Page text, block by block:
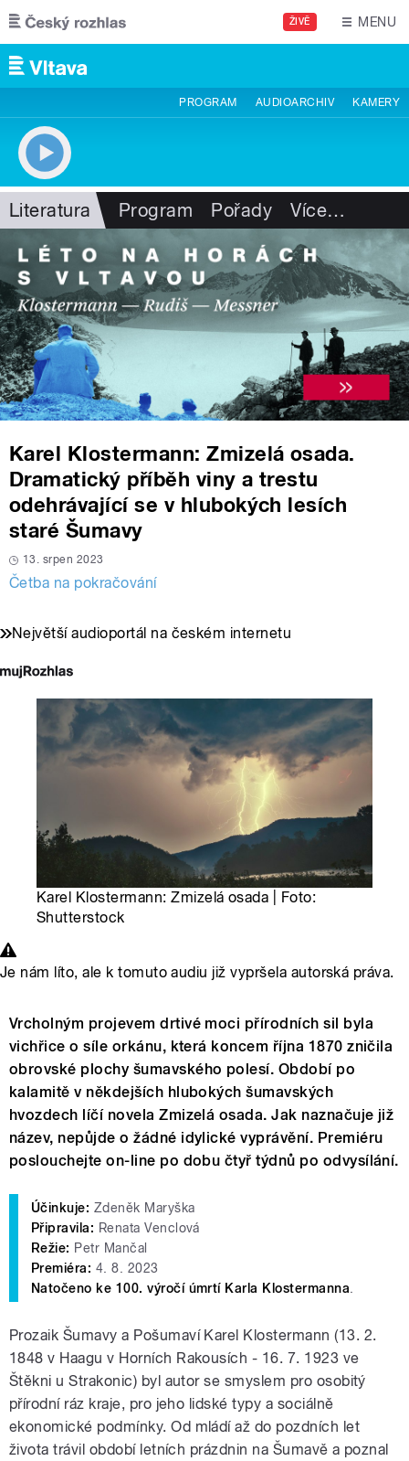
Přejít k hlavnímu obsahu
ŽIVĚ MENU
PROGRAM AUDIOARCHIV KAMERY
Literatura Program Pořady Více…
Karel Klostermann: Zmizelá osada.
Dramatický příběh viny a trestu
odehrávající se v hlubokých lesích
staré Šumavy
13. srpen 2023
Četba na pokračování
Největší audioportál na českém internetu
Karel Klostermann: Zmizelá osada | Foto:
Shutterstock
Je nám líto, ale k tomuto audiu již vypršela autorská práva.
Vrcholným projevem drtivé moci přírodních sil byla
vichřice o síle orkánu, která koncem října 1870 zničila
obrovské plochy šumavského polesí. Období po
kalamitě v někdejších hlubokých šumavských
hvozdech líčí novela Zmizelá osada. Jak naznačuje již
název, nepůjde o žádné idylické vyprávění. Premiéru
poslouchejte on-line po dobu čtyř týdnů po odvysílání.
Účinkuje: Zdeněk Maryška
Připravila: Renata Venclová
Režie: Petr Mančal
Premiéra: 4. 8. 2023
Natočeno ke 100. výročí úmrtí Karla Klostermanna
Prozaik Šumavy a Pošumaví Karel Klostermann (13. 2.
1848 v Haagu v Horních Rakousích - 16. 7. 1923 ve
Štěkni u Strakonic) byl autor se smyslem pro osobitý
přírodní ráz kraje, pro jeho lidské typy a sociálně
ekonomické podmínky. Od mládí až do pozdních let
života trávil období letních prázdnin na Šumavě a poznal